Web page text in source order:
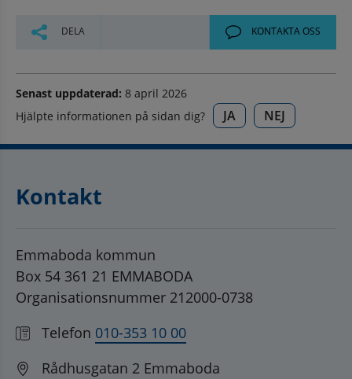
DELA KONTAKTA OSS
Senast uppdaterad: 8 april 2026
Hjälpte informationen på sidan dig?
JA NEJ
Kontakt
Emmaboda kommun
Box 54 361 21 EMMABODA
Organisationsnummer 212000-0738
Telefon 010-353 10 00
Rådhusgatan 2 Emmaboda